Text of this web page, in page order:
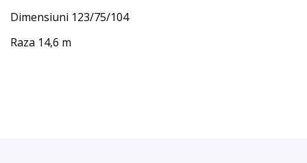
Dimensiuni 123/75/104
Raza 14,6 m